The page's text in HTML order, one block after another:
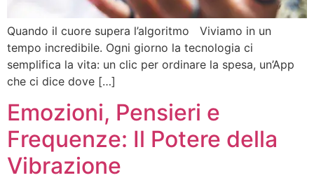
Quando il cuore supera l’algoritmo Viviamo in un
tempo incredibile. Ogni giorno la tecnologia ci
semplifica la vita: un clic per ordinare la spesa, un’App
che ci dice dove […]
Emozioni, Pensieri e
Frequenze: Il Potere della
Vibrazione